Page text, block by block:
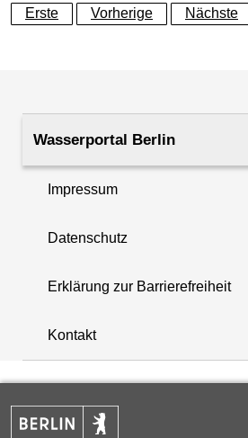
+
−
Erste
Vorherige Nächste
Wasserportal Berlin
Impressum
Datenschutz
Erklärung zur Barrierefreiheit
Kontakt